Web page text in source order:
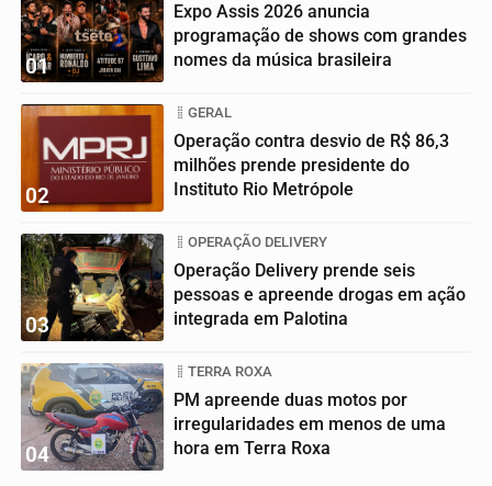
01
Expo Assis 2026 anuncia
programação de shows com grandes
nomes da música brasileira
02
GERAL
Operação contra desvio de R$ 86,3
milhões prende presidente do
Instituto Rio Metrópole
03
OPERAÇÃO DELIVERY
Operação Delivery prende seis
pessoas e apreende drogas em ação
integrada em Palotina
04
TERRA ROXA
PM apreende duas motos por
irregularidades em menos de uma
hora em Terra Roxa